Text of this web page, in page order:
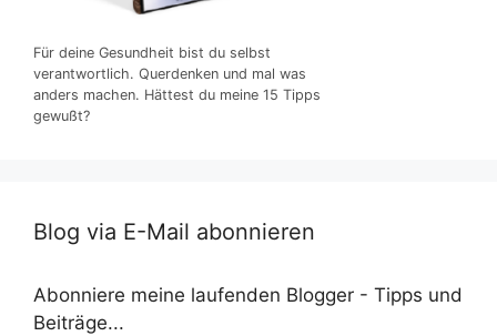
Für deine Gesundheit bist du selbst
verantwortlich. Querdenken und mal was
anders machen. Hättest du meine 15 Tipps
gewußt?
Blog via E-Mail abonnieren
Abonniere meine laufenden Blogger - Tipps und
Beiträge...